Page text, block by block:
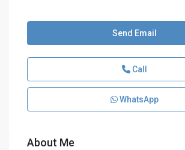
Send Email
Call
WhatsApp
About Me